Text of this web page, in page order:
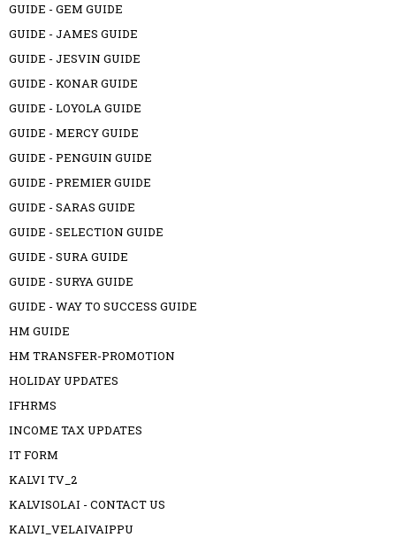
GUIDE - GEM GUIDE
GUIDE - JAMES GUIDE
GUIDE - JESVIN GUIDE
GUIDE - KONAR GUIDE
GUIDE - LOYOLA GUIDE
GUIDE - MERCY GUIDE
GUIDE - PENGUIN GUIDE
GUIDE - PREMIER GUIDE
GUIDE - SARAS GUIDE
GUIDE - SELECTION GUIDE
GUIDE - SURA GUIDE
GUIDE - SURYA GUIDE
GUIDE - WAY TO SUCCESS GUIDE
HM GUIDE
HM TRANSFER-PROMOTION
HOLIDAY UPDATES
IFHRMS
INCOME TAX UPDATES
IT FORM
KALVI TV_2
KALVISOLAI - CONTACT US
KALVI_VELAIVAIPPU